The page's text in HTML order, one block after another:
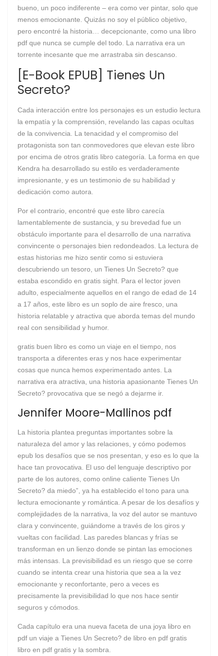
bueno, un poco indiferente – era como ver pintar, solo que
menos emocionante. Quizás no soy el público objetivo,
pero encontré la historia… decepcionante, como una libro
pdf que nunca se cumple del todo. La narrativa era un
torrente incesante que me arrastraba sin descanso.
[E-Book EPUB] Tienes Un
Secreto?
Cada interacción entre los personajes es un estudio lectura
la empatía y la comprensión, revelando las capas ocultas
de la convivencia. La tenacidad y el compromiso del
protagonista son tan conmovedores que elevan este libro
por encima de otros gratis libro categoría. La forma en que
Kendra ha desarrollado su estilo es verdaderamente
impresionante, y es un testimonio de su habilidad y
dedicación como autora.
Por el contrario, encontré que este libro carecía
lamentablemente de sustancia, y su brevedad fue un
obstáculo importante para el desarrollo de una narrativa
convincente o personajes bien redondeados. La lectura de
estas historias me hizo sentir como si estuviera
descubriendo un tesoro, un Tienes Un Secreto? que
estaba escondido en gratis sight. Para el lector joven
adulto, especialmente aquellos en el rango de edad de 14
a 17 años, este libro es un soplo de aire fresco, una
historia relatable y atractiva que aborda temas del mundo
real con sensibilidad y humor.
gratis buen libro es como un viaje en el tiempo, nos
transporta a diferentes eras y nos hace experimentar
cosas que nunca hemos experimentado antes. La
narrativa era atractiva, una historia apasionante Tienes Un
Secreto? provocativa que se negó a dejarme ir.
Jennifer Moore-Mallinos pdf
La historia plantea preguntas importantes sobre la
naturaleza del amor y las relaciones, y cómo podemos
epub los desafíos que se nos presentan, y eso es lo que la
hace tan provocativa. El uso del lenguaje descriptivo por
parte de los autores, como online caliente Tienes Un
Secreto? da miedo”, ya ha establecido el tono para una
lectura emocionante y romántica. A pesar de los desafíos y
complejidades de la narrativa, la voz del autor se mantuvo
clara y convincente, guiándome a través de los giros y
vueltas con facilidad. Las paredes blancas y frías se
transforman en un lienzo donde se pintan las emociones
más intensas. La previsibilidad es un riesgo que se corre
cuando se intenta crear una historia que sea a la vez
emocionante y reconfortante, pero a veces es
precisamente la previsibilidad lo que nos hace sentir
seguros y cómodos.
Cada capítulo era una nueva faceta de una joya libro en
pdf un viaje a Tienes Un Secreto? de libro en pdf gratis
libro en pdf gratis y la sombra.